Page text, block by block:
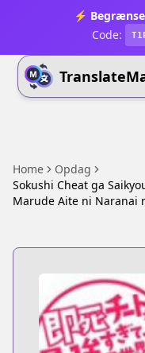
⚡
Code:
Home
Opdag
Sokushi Cheat ga
Marude Aite ni Naranai